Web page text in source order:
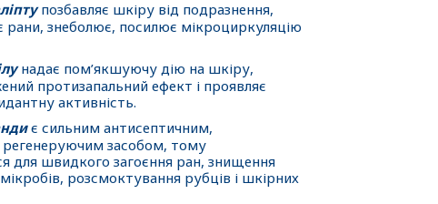
позбавляє шкіру від подразнення,
рани, знеболює, посилює мікроциркуляцію
надає пом’якшуючу дію на шкіру,
протизапальний ефект і проявляє
активність.
є сильним антисептичним,
засобом, тому
для швидкого загоєння ран, знищення
розсмоктування рубців і шкірних